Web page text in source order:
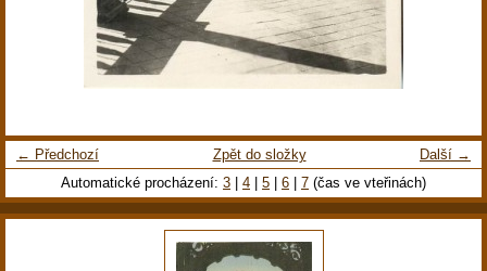
← Předchozí Další →
Zpět do složky
Automatické procházení: 3 4 5 6 7 (čas ve vteřinách)